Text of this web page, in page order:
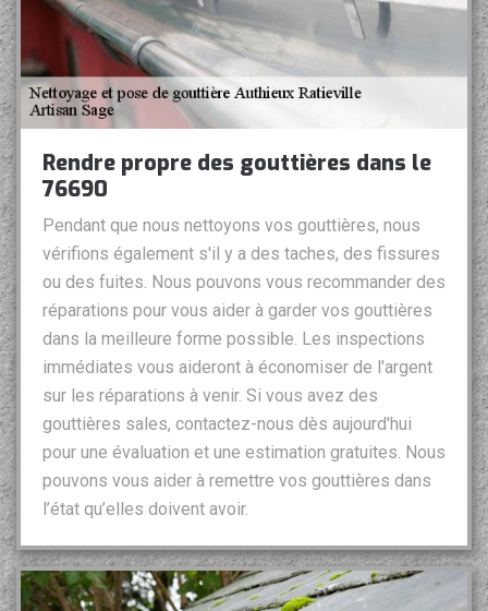
Rendre propre des gouttières dans le
76690
Pendant que nous nettoyons vos gouttières, nous
vérifions également s'il y a des taches, des fissures
ou des fuites. Nous pouvons vous recommander des
réparations pour vous aider à garder vos gouttières
dans la meilleure forme possible. Les inspections
immédiates vous aideront à économiser de l'argent
sur les réparations à venir. Si vous avez des
gouttières sales, contactez-nous dès aujourd'hui
pour une évaluation et une estimation gratuites. Nous
pouvons vous aider à remettre vos gouttières dans
l’état qu’elles doivent avoir.